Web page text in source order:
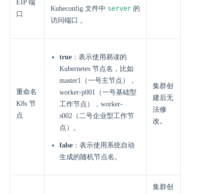
EIP 端
口
Kubeconfig 文件中 server 的
访问端口 。
重命名
K8s 节
点
true ：表示使用易读的
Kubernetes 节点名，比如
master1（一号主节点），
worker-p001（一号基础型
工作节点），worker-
s002（二号企业型工作节
点）。
false ：表示使用系统自动
生成的随机节点名。
集群创
建后无
法修
改。
集群创